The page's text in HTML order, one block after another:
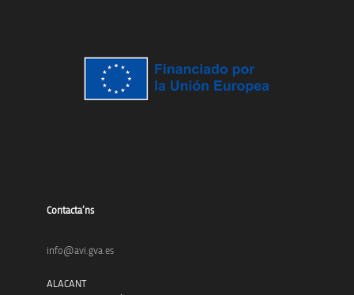
Contacta’ns
info@avi.gva.es
ALACANT